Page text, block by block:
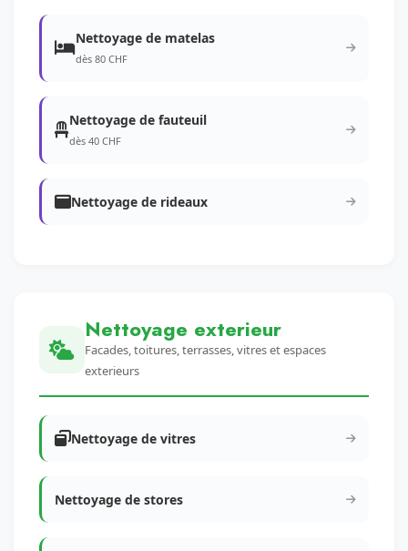
Nettoyage de matelas
dès 80 CHF
Nettoyage de fauteuil
dès 40 CHF
Nettoyage de rideaux
Nettoyage exterieur
Facades, toitures, terrasses, vitres et espaces
exterieurs
Nettoyage de vitres
Nettoyage de stores